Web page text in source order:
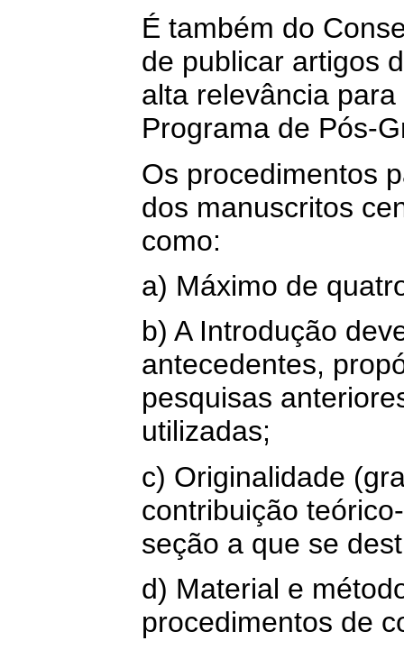
É também do
de publicar artigos
alta relevância
Programa de Pós-
Os procedimentos
dos manuscritos
como:
a) Máximo de
b) A Introdução
antecedentes,
pesquisas
utilizadas;
c) Originalidade
contribuição
seção a que se
d) Material e
procedimentos de